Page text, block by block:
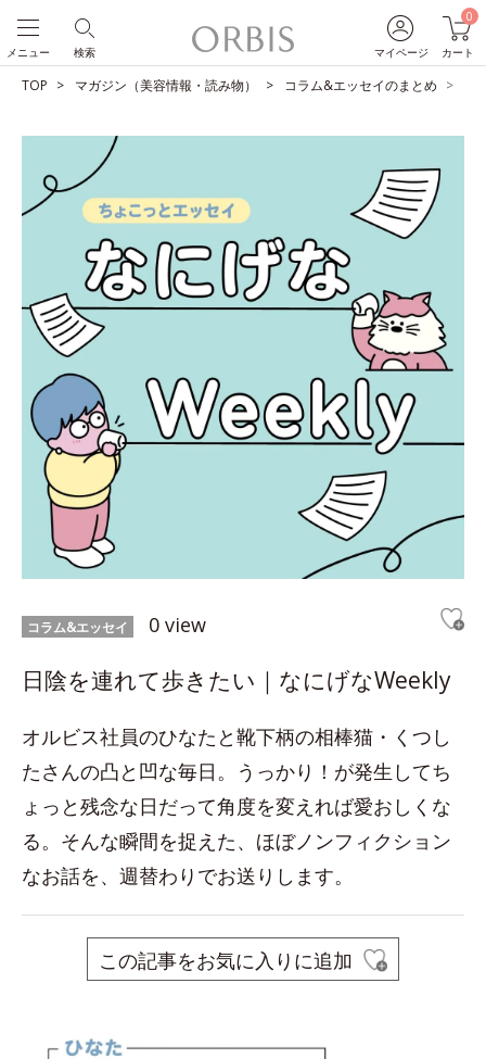
マイページ
0
カート
検索
メニュー
TOP マガジン（美容情報・読み物） コラム&エッセイのまとめ
コラム&エッセイ 0 view
日陰を連れて歩きたい｜なにげなWeekly
オルビス社員のひなたと靴下柄の相棒猫・くつし
たさんの凸と凹な毎日。うっかり！が発生してち
ょっと残念な日だって角度を変えれば愛おしくな
る。そんな瞬間を捉えた、ほぼノンフィクション
なお話を、週替わりでお送りします。
この記事をお気に入りに追加